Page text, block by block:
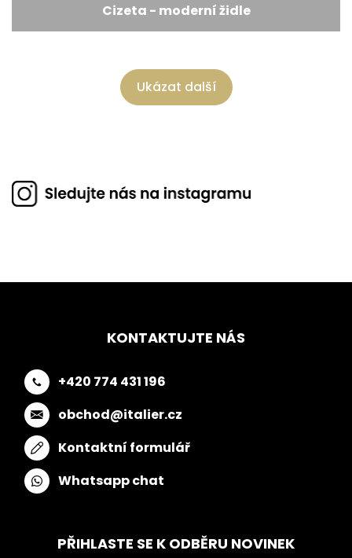
Cizeta - moderní židle
Ukázat další
KONTAKTUJTE NÁS
+420 774 431 196
obchod@italier.cz
Kontaktní formulář
Whatsapp chat
PŘIHLASTE SE K ODBĚRU NOVINEK